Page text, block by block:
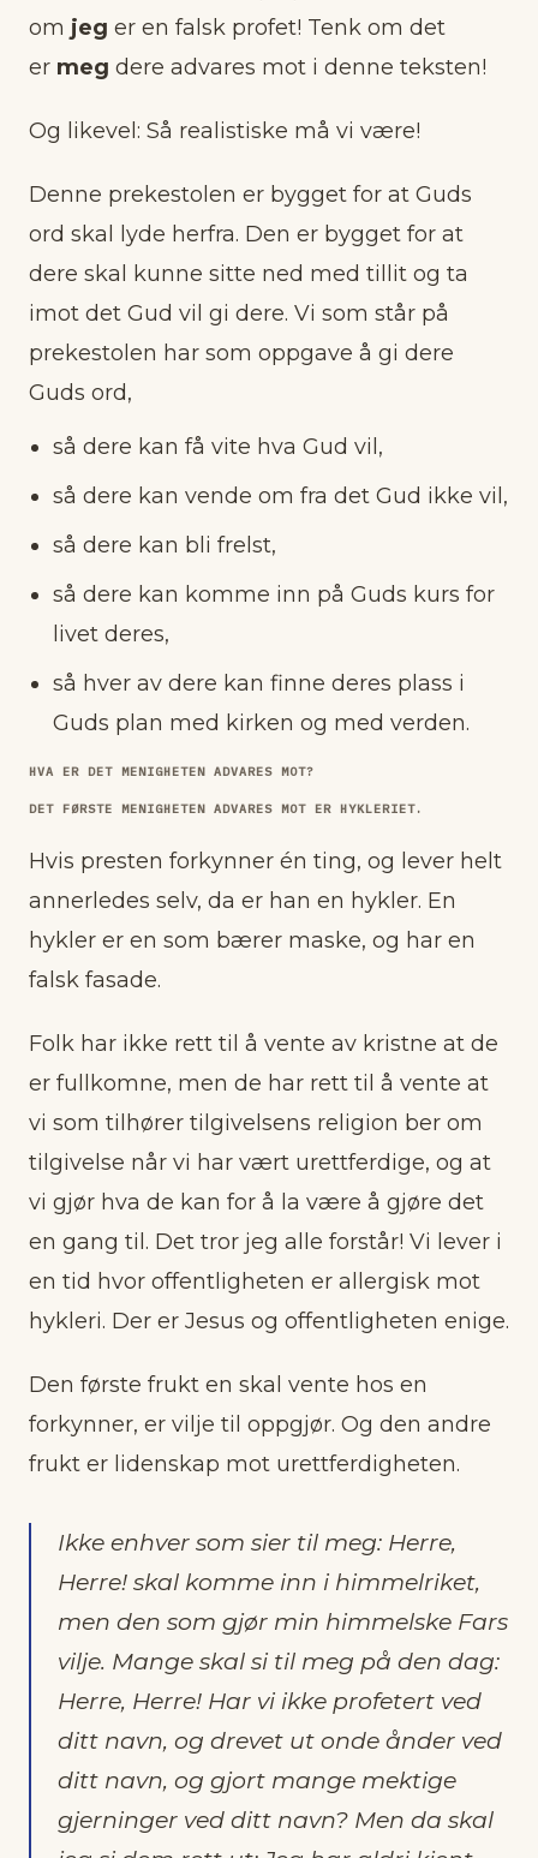
om jeg er en falsk profet! Tenk om det
er meg dere advares mot i denne teksten!
Og likevel: Så realistiske må vi være!
Denne prekestolen er bygget for at Guds
ord skal lyde herfra. Den er bygget for at
dere skal kunne sitte ned med tillit og ta
imot det Gud vil gi dere. Vi som står på
prekestolen har som oppgave å gi dere
Guds ord,
så dere kan få vite hva Gud vil,
så dere kan vende om fra det Gud ikke vil,
så dere kan bli frelst,
så dere kan komme inn på Guds kurs for
livet deres,
så hver av dere kan finne deres plass i
Guds plan med kirken og med verden.
HVA ER DET MENIGHETEN ADVARES MOT?
DET FØRSTE MENIGHETEN ADVARES MOT ER HYKLERIET.
Hvis presten forkynner én ting, og lever helt
annerledes selv, da er han en hykler. En
hykler er en som bærer maske, og har en
falsk fasade.
Folk har ikke rett til å vente av kristne at de
er fullkomne, men de har rett til å vente at
vi som tilhører tilgivelsens religion ber om
tilgivelse når vi har vært urettferdige, og at
vi gjør hva de kan for å la være å gjøre det
en gang til. Det tror jeg alle forstår! Vi lever i
en tid hvor offentligheten er allergisk mot
hykleri. Der er Jesus og offentligheten enige.
Den første frukt en skal vente hos en
forkynner, er vilje til oppgjør. Og den andre
frukt er lidenskap mot urettferdigheten.
Ikke enhver som sier til meg: Herre,
Herre! skal komme inn i himmelriket,
men den som gjør min himmelske Fars
vilje. Mange skal si til meg på den dag:
Herre, Herre! Har vi ikke profetert ved
ditt navn, og drevet ut onde ånder ved
ditt navn, og gjort mange mektige
gjerninger ved ditt navn? Men da skal